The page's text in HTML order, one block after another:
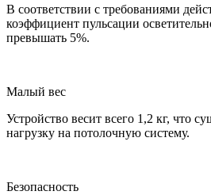
В соответствии с требованиями
коэффициент пульсации
превышать 5%.
Малый вес
Устройство весит всего 1,2 кг, что
нагрузку на потолочную систему.
Безопасность